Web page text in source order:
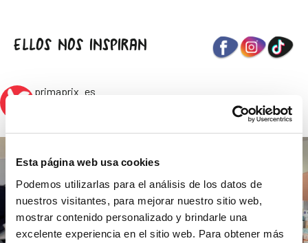
Esta página web usa cookies
Podemos utilizarlas para el análisis de los datos de
nuestros visitantes, para mejorar nuestro sitio web,
mostrar contenido personalizado y brindarle una
excelente experiencia en el sitio web. Para obtener más
ELLOS NOS INSPIRAN
primaprix_es
Vender marcas a precio de outlet, nos hace diferentes. #primaprix